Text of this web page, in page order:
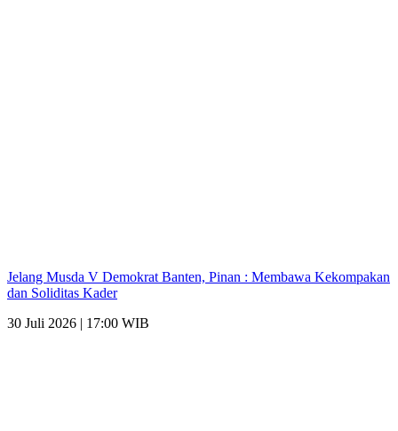
Jelang Musda V Demokrat Banten, Pinan : Membawa Kekompakan
dan Soliditas Kader
30 Juli 2026 | 17:00 WIB